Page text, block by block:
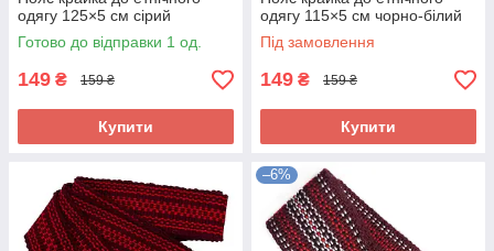
одягу 125×5 см сірий
Готово до відправки 1 од.
149 ₴ 159 ₴
Купити
одягу 115×5 см чорно-білий
Під замовлення
149 ₴ 159 ₴
Купити
–6%